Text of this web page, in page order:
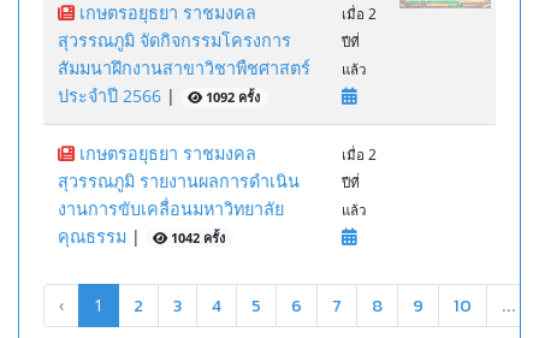
เกษตรอยุธยา ราชมงคล
สุวรรณภูมิ จัดกิจกรรมโครงการ
สัมมนาฝึกงานสาขาวิชาพืชศาสตร์
ประจำปี 2566 | 1092 ครั้ง
เมื่อ 2
ปีที่
แล้ว
เกษตรอยุธยา ราชมงคล
สุวรรณภูมิ รายงานผลการดำเนิน
งานการขับเคลื่อนมหาวิทยาลัย
คุณธรรม | 1042 ครั้ง
เมื่อ 2
ปีที่
แล้ว
‹ 1 2 3 4 5 6 7 8 9 10 ...